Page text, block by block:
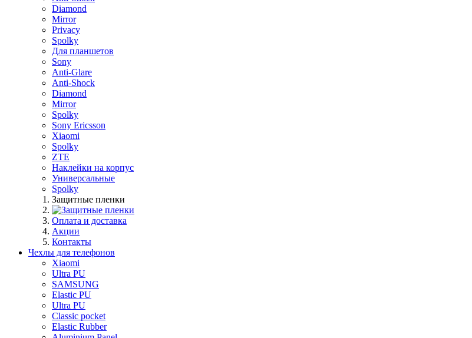
Diamond
Mirror
Privacy
Spolky
Для планшетов
Sony
Anti-Glare
Anti-Shock
Diamond
Mirror
Spolky
Sony Ericsson
Xiaomi
Spolky
ZTE
Наклейки на корпус
Универсальные
Spolky
Защитные пленки
Оплата и доставка
Акции
Контакты
Чехлы для телефонов
Xiaomi
Ultra PU
SAMSUNG
Elastic PU
Ultra PU
Classic pocket
Elastic Rubber